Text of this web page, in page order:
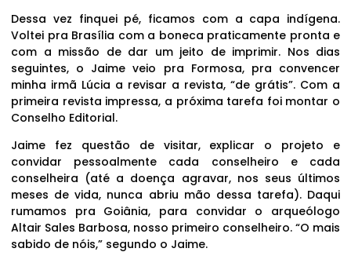
Dessa vez finquei pé, ficamos com a capa indígena.
Voltei pra Brasília com a boneca praticamente pronta e
com a missão de dar um jeito de imprimir. Nos dias
seguintes, o Jaime veio pra Formosa, pra convencer
minha irmã Lúcia a revisar a revista, “de grátis”. Com a
primeira revista impressa, a próxima tarefa foi montar o
Conselho Editorial.
Jaime fez questão de visitar, explicar o projeto e
convidar pessoalmente cada conselheiro e cada
conselheira (até a doença agravar, nos seus últimos
meses de vida, nunca abriu mão dessa tarefa). Daqui
rumamos pra Goiânia, para convidar o arqueólogo
Altair Sales Barbosa, nosso primeiro conselheiro. “O mais
sabido de nóis,” segundo o Jaime.